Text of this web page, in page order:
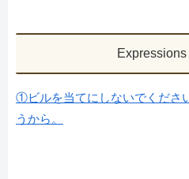
①ビルを当てにしないでくださ
うから。